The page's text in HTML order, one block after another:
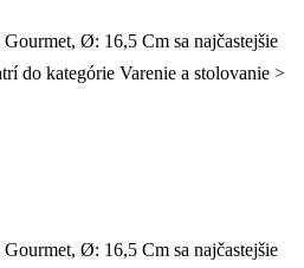
Ø: 16,5 Cm sa najčastejšie
do kategórie Varenie a stolovanie >
Ø: 16,5 Cm sa najčastejšie